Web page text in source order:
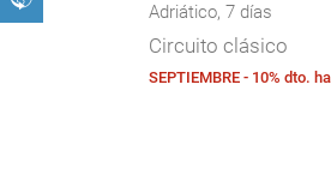
Adriático, 7 días
Circuito clásico
SEPTIEMBRE - 10% dto.